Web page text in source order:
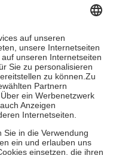
in Höhe von zehn
mehr als die tatsächlichen
für Online-Apotheken.
beträgt die
zehn Euro je
ihre eigene Gesundheit zu
zu unterstützen,
18. Lebensjahr